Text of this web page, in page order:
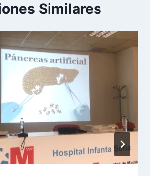
Similares